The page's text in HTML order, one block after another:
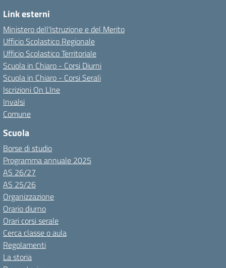
Link esterni
Ministero dell'Istruzione e del Merito
Ufficio Scolastico Regionale
Ufficio Scolastico Territoriale
Scuola in Chiaro - Corsi Diurni
Scuola in Chiaro - Corsi Serali
Iscrizioni On LIne
Invalsi
Comune
Scuola
Borse di studio
Programma annuale 2025
AS 26/27
AS 25/26
Organizzazione
Orario diurno
Orari corsi serale
Cerca classe o aula
Regolamenti
La storia